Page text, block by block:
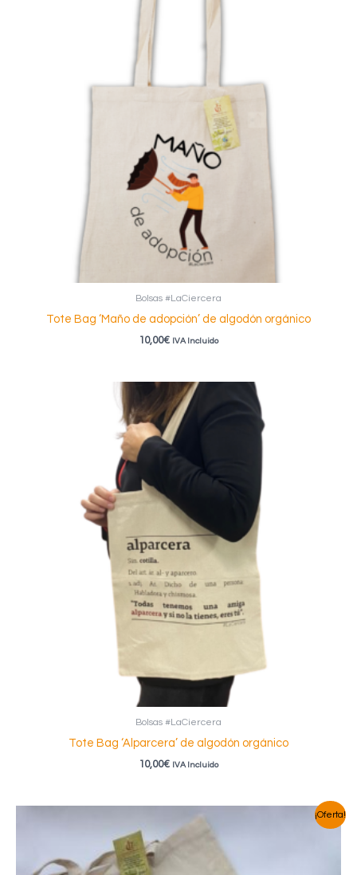
Bolsas #LaCiercera
Tote Bag ‘Maño de adopción’ de algodón orgánico
10,00€ IVA Incluido
Bolsas #LaCiercera
Tote Bag ‘Alparcera’ de algodón orgánico
10,00€ IVA Incluido
¡Oferta!